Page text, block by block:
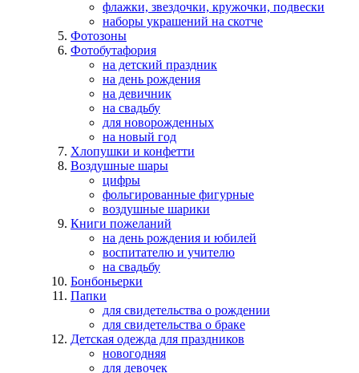
флажки, звездочки, кружочки, подвески
наборы украшений на скотче
Фотозоны
Фотобутафория
на детский праздник
на день рождения
на девичник
на свадьбу
для новорожденных
на новый год
Хлопушки и конфетти
Воздушные шары
цифры
фольгированные фигурные
воздушные шарики
Книги пожеланий
на день рождения и юбилей
воспитателю и учителю
на свадьбу
Бонбоньерки
Папки
для свидетельства о рождении
для свидетельства о браке
Детская одежда для праздников
новогодняя
для девочек